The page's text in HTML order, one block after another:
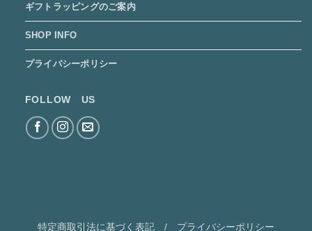
ギフトラッピングのご案内
SHOP INFO
プライバシーポリシー
FOLLOW US
特定商取引法に基づく表記 / プライバシーポリシー